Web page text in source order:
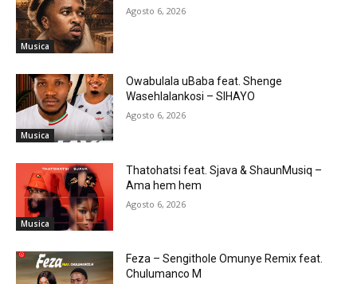
Musica
Agosto 6, 2026
Musica
Owabulala uBaba feat. Shenge
Wasehlalankosi – SIHAYO
Agosto 6, 2026
Musica
Thatohatsi feat. Sjava & ShaunMusiq –
Ama hem hem
Agosto 6, 2026
Feza – Sengithole Omunye Remix feat.
Chulumanco M